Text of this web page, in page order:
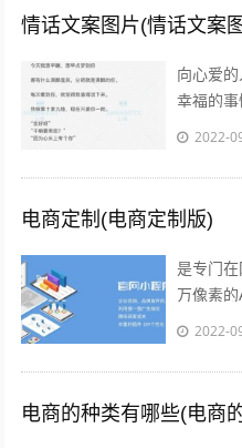
情话文案图片(情话文案
向心爱
幸福的
此变得
2022-
电商定制(电商定制版)
是专门
万像素
上的表
2022-
电商的种类有哪些(电商